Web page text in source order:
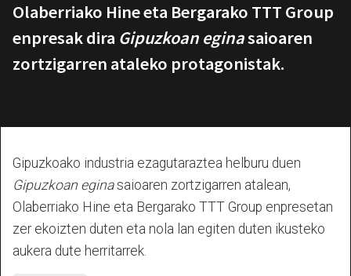
Olaberriako Hine eta Bergarako TTT Group
enpresak dira Gipuzkoan eginasaioaren
zortzigarren ataleko protagonistak.
Gipuzkoako industria ezagutaraztea helburu duen
Gipuzkoan eginasaioaren zortzigarren atalean,
Olaberriako Hine eta Bergarako TTT Group enpresetan
zer ekoizten duten eta nola lan egiten duten ikusteko
aukera dute herritarrek.